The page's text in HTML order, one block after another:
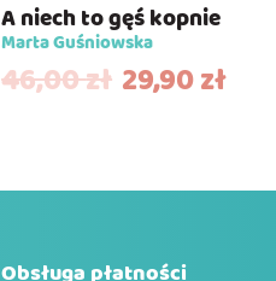
A niech to gęś kopnie
Marta Guśniowska
46,00zł 29,90zł
Obsługa płatności